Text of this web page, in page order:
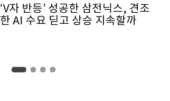
‘V자 반등’ 성공한 삼전닉스, 견조
한 AI 수요 딛고 상승 지속할까